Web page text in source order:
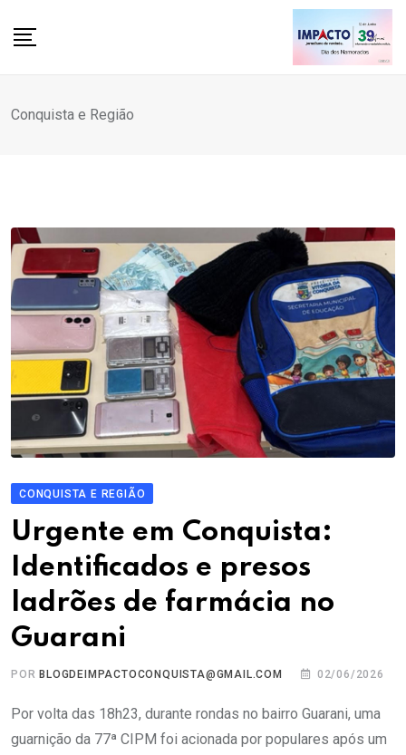
Conquista e Região
CONQUISTA E REGIÃO
Urgente em Conquista:
Identificados e presos
ladrões de farmácia no
Guarani
POR BLOGDEIMPACTOCONQUISTA@GMAIL.COM 02/06/2026
Por volta das 18h23, durante rondas no bairro Guarani, uma
guarnição da 77ª CIPM foi acionada por populares após um